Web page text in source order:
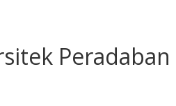
Peradaban